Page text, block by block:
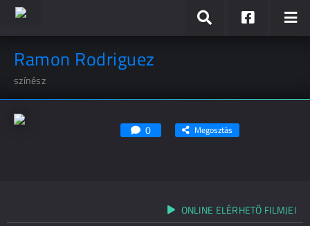
Ramon Rodriguez
színész
0 Megosztás
ONLINE ELÉRHETŐ FILMJEI